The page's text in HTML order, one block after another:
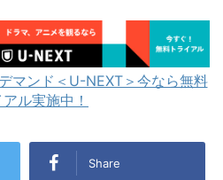
マンド＜U-NEXT＞今なら無料
アル実施中！
Share